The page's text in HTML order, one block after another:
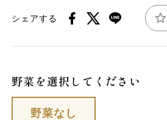
シェアする
野菜を選択してください
野菜なし